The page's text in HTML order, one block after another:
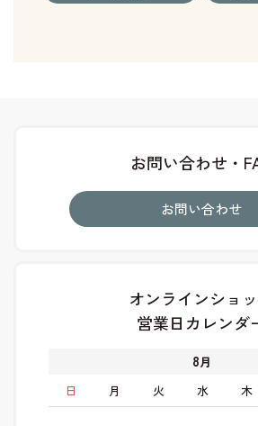
お問い合わせ・
お問い合わせ
オンラインショ
営業日カレンダ
8月
日
月 火 水 木